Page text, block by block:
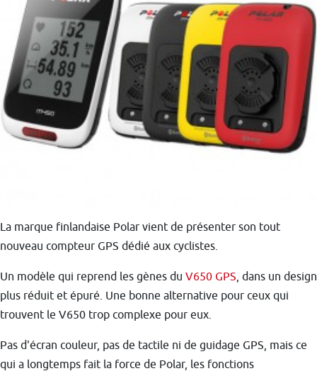
La marque finlandaise Polar vient de présenter son tout
nouveau compteur GPS dédié aux cyclistes.
Un modèle qui reprend les gènes du V650 GPS, dans un design
plus réduit et épuré. Une bonne alternative pour ceux qui
trouvent le V650 trop complexe pour eux.
Pas d'écran couleur, pas de tactile ni de guidage GPS, mais ce
qui a longtemps fait la force de Polar, les fonctions